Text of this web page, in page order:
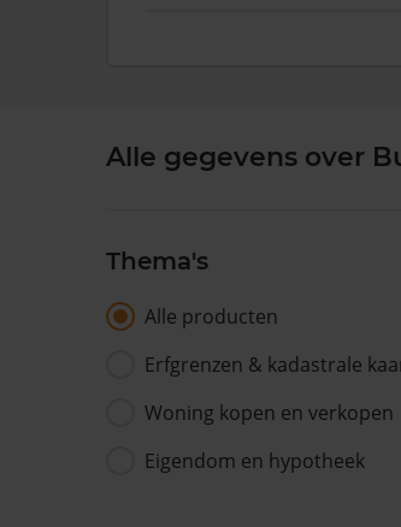
Alle gegevens over
Thema's
Alle producten
Erfgrenzen & kadastrale
Woning kopen en verkopen
Eigendom en hypotheek